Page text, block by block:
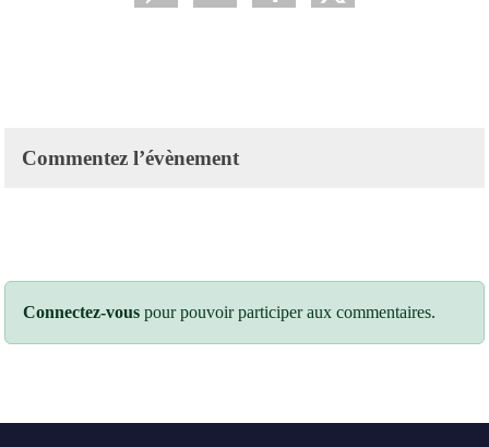
Commentez l’évènement
Connectez-vous pour pouvoir participer aux commentaires.